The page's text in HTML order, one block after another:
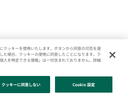
クッキーを使用いたします。ボタンから同意の可否を選
た場合、クッキーの使用に同意したことになります。ク
人を特定できる情報」は一切含まれておりません。詳細
Cookie 設定
クッキーに同意しない